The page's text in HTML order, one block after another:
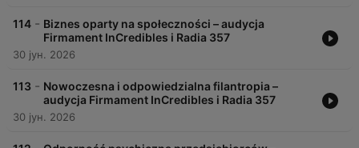
114 - Biznes oparty na społeczności – audycja
Firmament InCredibles i Radia 357
30 јун. 2026
113 - Nowoczesna i odpowiedzialna filantropia –
audycja Firmament InCredibles i Radia 357
30 јун. 2026